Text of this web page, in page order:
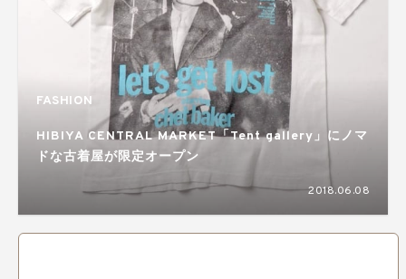
FASHION
HIBIYA CENTRAL MARKET「Tent gallery」にノマ
ドな古着屋が限定オープン
2018.06.08